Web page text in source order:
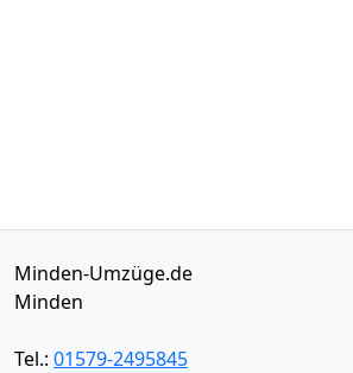
Minden-Umzüge.de
Minden
Tel.: 01579-2495845